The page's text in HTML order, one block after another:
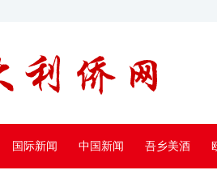
国际新闻 中国新闻 吾乡美酒